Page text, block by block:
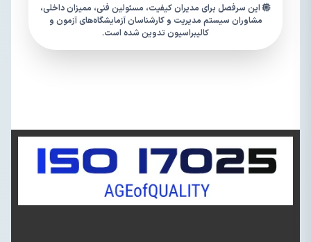
این سرفصل برای مدیران کیفیت، مسئولین فنی، ممیزان داخلی،
مشاوران سیستم مدیریت و کارشناسان آزمایشگاه‌های آزمون و
کالیبراسیون تدوین شده است.